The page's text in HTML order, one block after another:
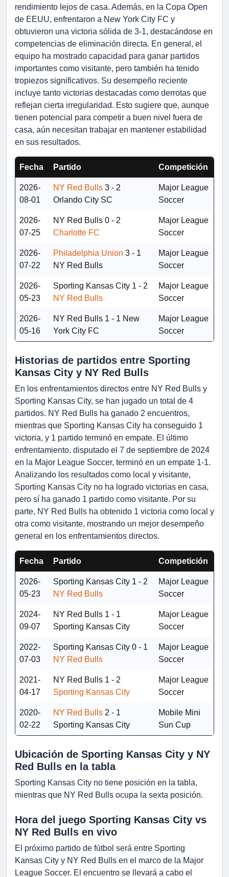
rendimiento lejos de casa. Además, en la Copa Open
de EEUU, enfrentaron a New York City FC y
obtuvieron una victoria sólida de 3-1, destacándose en
competencias de eliminación directa. En general, el
equipo ha mostrado capacidad para ganar partidos
importantes como visitante, pero también ha tenido
tropiezos significativos. Su desempeño reciente
incluye tanto victorias destacadas como derrotas que
reflejan cierta irregularidad. Esto sugiere que, aunque
tienen potencial para competir a buen nivel fuera de
casa, aún necesitan trabajar en mantener estabilidad
en sus resultados.
Fecha Partido Competición
2026-
08-01
NY Red Bulls 3 - 2
Orlando City SC
Major League
Soccer
2026-
07-25
NY Red Bulls 0 - 2
Charlotte FC
Major League
Soccer
2026-
07-22
Philadelphia Union 3 - 1
NY Red Bulls
Major League
Soccer
2026-
05-23
Sporting Kansas City 1 - 2
NY Red Bulls
Major League
Soccer
2026-
05-16
NY Red Bulls 1 - 1 New
York City FC
Major League
Soccer
Historias de partidos entre Sporting
Kansas City y NY Red Bulls
En los enfrentamientos directos entre NY Red Bulls y
Sporting Kansas City, se han jugado un total de 4
partidos. NY Red Bulls ha ganado 2 encuentros,
mientras que Sporting Kansas City ha conseguido 1
victoria, y 1 partido terminó en empate. El último
enfrentamiento, disputado el 7 de septiembre de 2024
en la Major League Soccer, terminó en un empate 1-1.
Analizando los resultados como local y visitante,
Sporting Kansas City no ha logrado victorias en casa,
pero sí ha ganado 1 partido como visitante. Por su
parte, NY Red Bulls ha obtenido 1 victoria como local y
otra como visitante, mostrando un mejor desempeño
general en los enfrentamientos directos.
Fecha Partido Competición
2026-
05-23
Sporting Kansas City 1 - 2
NY Red Bulls
Major League
Soccer
2024-
09-07
NY Red Bulls 1 - 1
Sporting Kansas City
Major League
Soccer
2022-
07-03
Sporting Kansas City 0 - 1
NY Red Bulls
Major League
Soccer
2021-
04-17
NY Red Bulls 1 - 2
Sporting Kansas City
Major League
Soccer
2020-
02-22
NY Red Bulls 2 - 1
Sporting Kansas City
Mobile Mini
Sun Cup
Ubicación de Sporting Kansas City y NY
Red Bulls en la tabla
Sporting Kansas City no tiene posición en la tabla,
mientras que NY Red Bulls ocupa la sexta posición.
Hora del juego Sporting Kansas City vs
NY Red Bulls en vivo
El próximo partido de fútbol será entre Sporting
Kansas City y NY Red Bulls en el marco de la Major
League Soccer. El encuentro se llevará a cabo el